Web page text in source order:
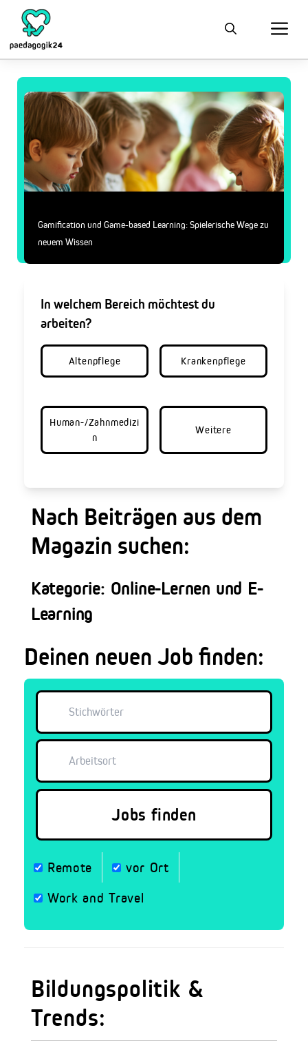
Gamification und Game-based Learning: Spielerische Wege zu
neuem Wissen
In welchem Bereich möchtest du
arbeiten?
Altenpflege Krankenpflege
Human-/Zahnmedizi
n
Weitere
Nach Beiträgen aus dem
Magazin suchen:
Kategorie: Online-Lernen und E-
Learning
Deinen neuen Job finden:
Remote vor Ort
Work and Travel
Bildungspolitik &
Trends: